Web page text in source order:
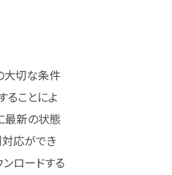
大切な条件
ることによ
最新の状態
応ができ
ロードする